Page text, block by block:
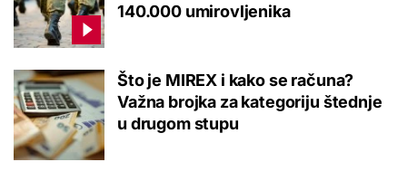
140.000 umirovljenika
Što je MIREX i kako se računa?
Važna brojka za kategoriju štednje
u drugom stupu